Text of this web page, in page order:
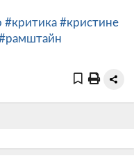
#критика #кристине